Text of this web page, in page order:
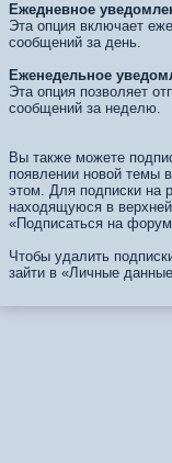
Ежедневное
Эта опция включает
сообщений за день.
Еженедельное
Эта опция позволяет
сообщений за неделю.
Вы также можете
появлении новой темы
этом. Для подписки на
находящуюся в
«Подписаться на
Чтобы удалить
зайти в «Личные